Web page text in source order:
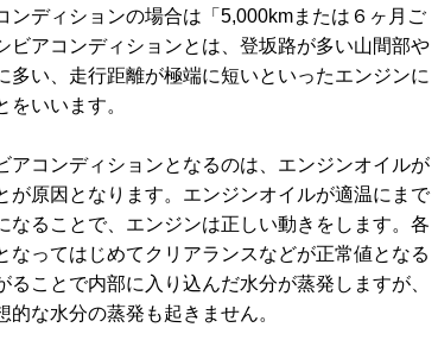
ンディションの場合は「5,000kmまたは６ヶ月ご
ビアコンディションとは、登坂路が多い山間部や
多い、走行距離が極端に短いといったエンジンに
いいます。
アコンディションとなるのは、エンジンオイルが
が原因となります。エンジンオイルが適温にまで
なることで、エンジンは正しい動きをします。各
ってはじめてクリアランスなどが正常値となる
ことで内部に入り込んだ水分が蒸発しますが、
な水分の蒸発も起きません。